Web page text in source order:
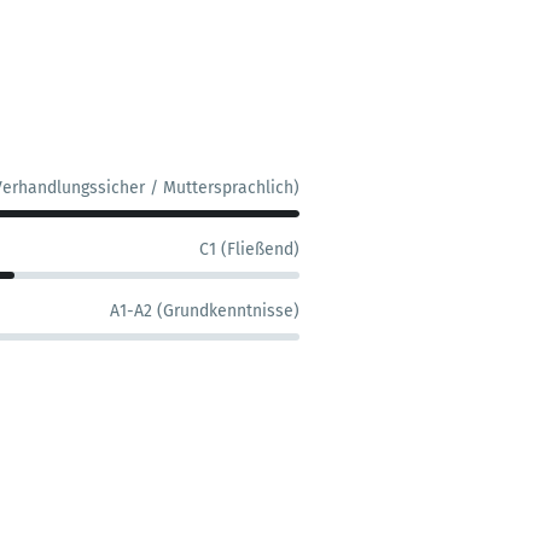
/ Muttersprachlich)
C1 (Fließend)
A1-A2 (Grundkenntnisse)